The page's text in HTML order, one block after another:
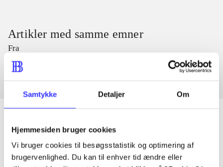
Samtykke Detaljer Om
Hjemmesiden bruger cookies
Vi bruger cookies til besøgsstatistik og optimering af
brugervenlighed. Du kan til enhver tid ændre eller
Artikler med samme emner
Fra
Artikler
Alle registrerede artikler fordelt på udgivelser